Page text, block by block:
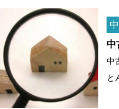
中
中
と